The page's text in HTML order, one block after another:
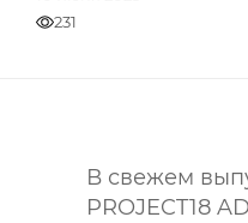
231
В свежем
PROJECT18